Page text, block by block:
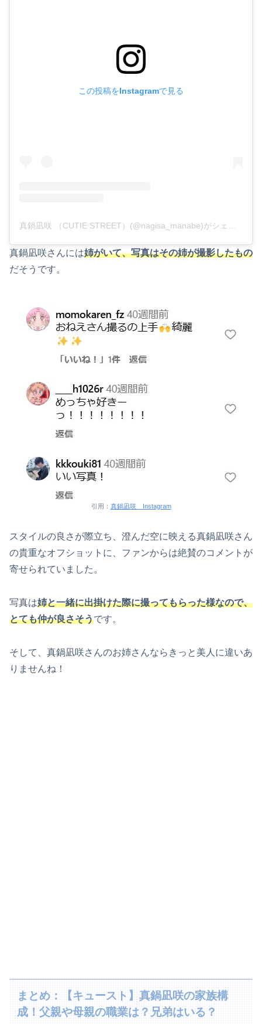
この投稿をInstagramで見る
真鍋凪咲さんには姉がいて、写真はその姉が撮影したもの
だそうです。
引用： 真鍋凪咲 Instagram
スタイルの良さが際立ち、澄んだ空に映える真鍋凪咲さん
の貴重なオフショットに、ファンからは絶賛のコメントが
寄せられていました。
写真は姉と一緒に出掛けた際に撮ってもらった様なので、
とても仲が良さそうです。
そして、真鍋凪咲さんのお姉さんならきっと美人に違いあ
りませんね！
まとめ：【キュースト】真鍋凪咲の家族構
成！父親や母親の職業は？兄弟はいる？